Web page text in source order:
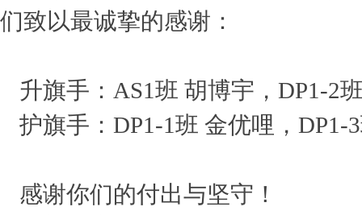
们致以最诚挚的感谢：
升旗手：AS1班 胡博宇，DP1-2
护旗手：DP1-1班 金优哩，
感谢你们的付出与坚守！